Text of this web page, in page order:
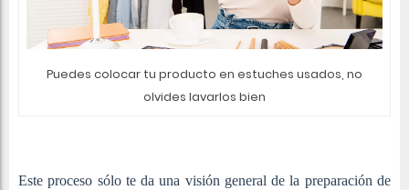
Puedes colocar tu producto en estuches usados, no
olvides lavarlos bien
Este proceso sólo te da una visión general de la preparación de